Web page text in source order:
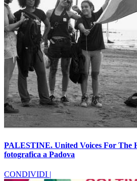
PALESTINE. United Voices For The
fotografica a Padova
CONDIVIDI |